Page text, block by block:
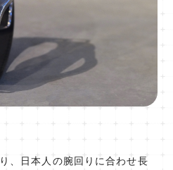
、日本人の腕回りに合わせ長